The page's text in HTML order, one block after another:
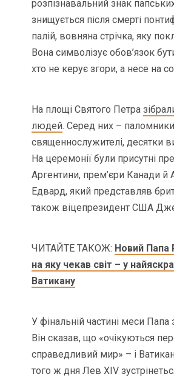
розпізнавальний знак
знищується після смерті
палій, вовняна стрічка, яку
Вона символізує обов’язок
хто не керує згори, а несе на
На площі Святого Петра
людей. Серед них – паломники
священнослужителі, десятки
На церемонії були присутні
Аргентини, прем’єри Канади й
Едвард, який представляв
також віцепрезидент США
ЧИТАЙТЕ ТАКОЖ: Новий Папа
на яку чекав світ – у
Ватикану
У фінальній частині меси Папа
Він сказав, що «очікуються
справедливий мир» – і
того ж дня Лев XIV